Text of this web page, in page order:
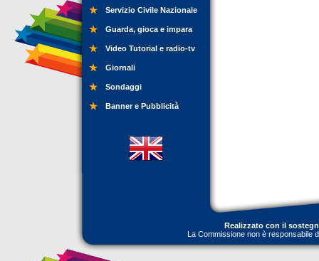
Servizio Civile Nazionale
Guarda, gioca e impara
Video Tutorial e radio-tv
Giornali
Sondaggi
Banner e Pubblicità
Realizzato con il
La Commissione non è responsabile